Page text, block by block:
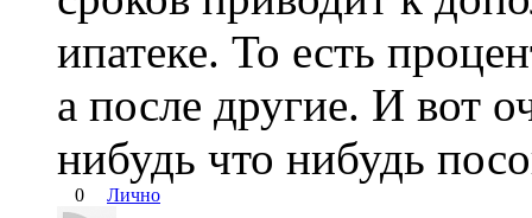
ипатеке. То есть
а после другие. И вот
нибудь что нибудь
0 Лично